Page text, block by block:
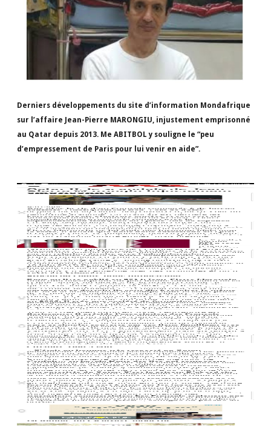
Derniers développements du site d’information Mondafrique
sur l’affaire Jean-Pierre MARONGIU, injustement emprisonné
au Qatar depuis 2013. Me ABITBOL y souligne le “peu
d’empressement de Paris pour lui venir en aide”.